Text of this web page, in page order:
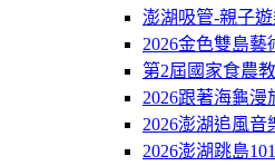
澎湖吸管-親子遊
2026金色雙島藝
第2屆國家食農
2026跟著海龜
2026澎湖追風音
2026澎湖跳島